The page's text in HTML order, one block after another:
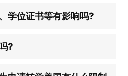
学位证书等有影响吗?
?